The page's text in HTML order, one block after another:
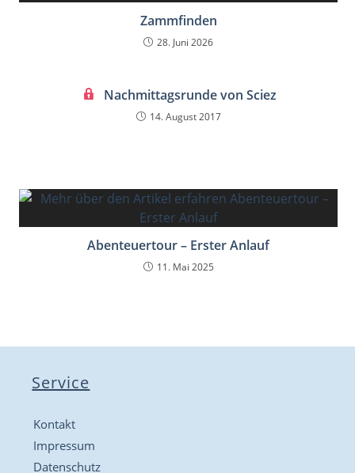
Zammfinden
28. Juni 2026
Nachmittagsrunde von Sciez
14. August 2017
Abenteuertour – Erster Anlauf
11. Mai 2025
Service
Kontakt
Impressum
Datenschutz